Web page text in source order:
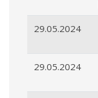
29.05.2024
29.05.2024